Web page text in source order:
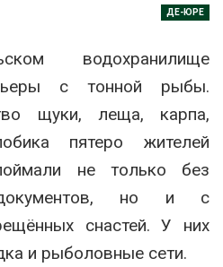
ДЕ-ЮРЕ
водохранилище
с тонной рыбы.
щуки, леща, карпа,
пятеро жителей
не только без
документов, но и с
снастей. У них
и рыболовные сети.